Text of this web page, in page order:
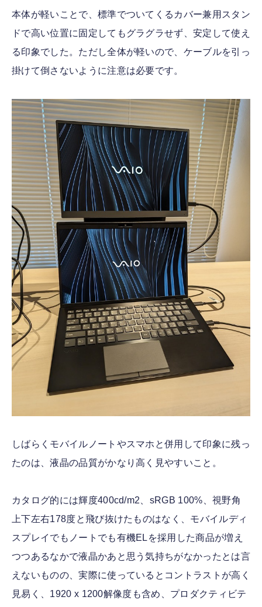
本体が軽いことで、標準でついてくるカバー兼用スタン
ドで高い位置に固定してもグラグラせず、安定して使え
る印象でした。ただし全体が軽いので、ケーブルを引っ
掛けて倒さないように注意は必要です。
しばらくモバイルノートやスマホと併用して印象に残っ
たのは、液晶の品質がかなり高く見やすいこと。
カタログ的には輝度400cd/m2、sRGB 100%、視野角
上下左右178度と飛び抜けたものはなく、モバイルディ
スプレイでもノートでも有機ELを採用した商品が増え
つつあるなかで液晶かあと思う気持ちがなかったとは言
えないものの、実際に使っているとコントラストが高く
見易く、1920 x 1200解像度も含め、プロダクティビテ